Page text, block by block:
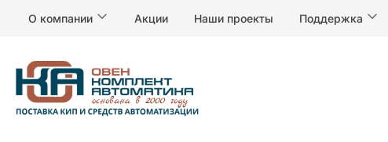
О компании Акции Наши проекты Поддержка